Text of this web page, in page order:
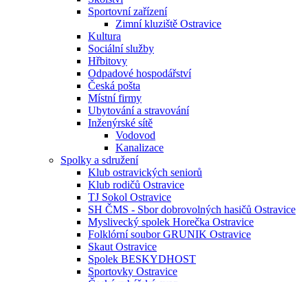
Sportovní zařízení
Zimní kluziště Ostravice
Kultura
Sociální služby
Hřbitovy
Odpadové hospodářství
Česká pošta
Místní firmy
Ubytování a stravování
Inženýrské sítě
Vodovod
Kanalizace
Spolky a sdružení
Klub ostravických seniorů
Klub rodičů Ostravice
TJ Sokol Ostravice
SH ČMS - Sbor dobrovolných hasičů Ostravice
Myslivecký spolek Horečka Ostravice
Folklórní soubor GRUNIK Ostravice
Skaut Ostravice
Spolek BESKYDHOST
Sportovky Ostravice